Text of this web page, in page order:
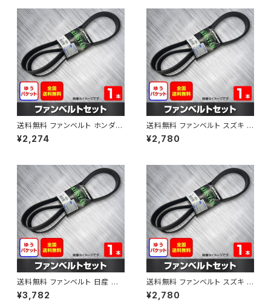
送料無料 ファンベルト ホンダ フ
ィット 型式GE6 H19.10～H25.
09 （国内トップメーカー） 1本 H
¥2,274
送料無料 ファンベルト スズキ ス
ペーシア 型式MK32S H25.03
～H30.02 （国内トップメーカ
¥2,780
送料無料 ファンベルト 日産 キ
ューブ 型式Z12 H20.11～H24.
10 （国内トップメーカー） 1本 H
¥3,782
送料無料 ファンベルト スズキ ワ
ゴンR 型式MH34S H24.09～
H29.02 （国内トップメーカー）
¥2,780